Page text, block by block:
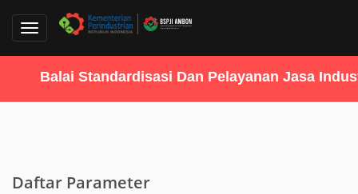
Toggle
Balai Standardisasi Dan Pelayanan Jasa Industri
Daftar Parameter